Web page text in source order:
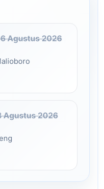
Agustus 2026
Agustus 2026